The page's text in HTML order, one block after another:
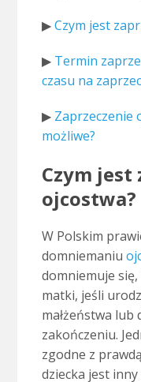
▶Czym jest
▶ Termin
czasu na
▶ Zaprzeczenie
możliwe?
Czym jest
ojcostwa?
W Polskim
domniemaniu
domniemuje się,
matki, jeśli
małżeństwa lub
zakończeniu.
zgodne z
dziecka jest